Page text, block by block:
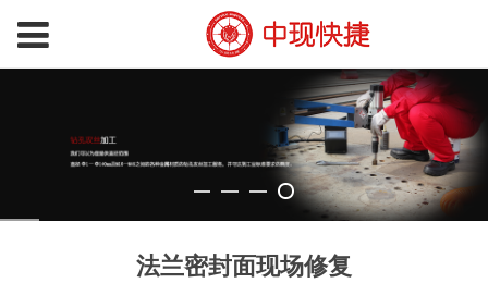
法兰密封面现场修复